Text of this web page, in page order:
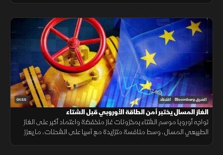
01:55 الشرق Bloomberg اقتصاد
الغاز المسال يختبر أمن الطاقة الأوروبي قبل الشتاء
تواجه أوروبا موسم الشتاء بمخزونات غاز منخفضة واعتماد أكبر على الغاز
الطبيعي المسال، وسط منافسة متزايدة مع آسيا على الشحنات، ما يعزز